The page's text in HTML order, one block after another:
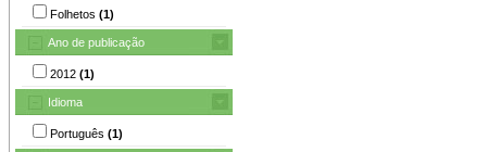
Folhetos (1)
Ano de publicação
2012 (1)
Idioma
Português (1)